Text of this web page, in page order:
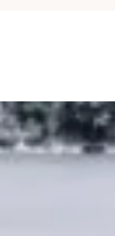
Somatic